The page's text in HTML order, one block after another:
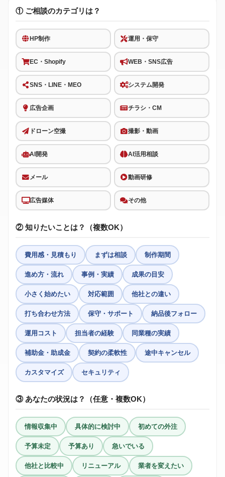
① ご相談のカテゴリは？
HP制作 運用・保守
EC・Shopify WEB・SNS広告
SNS・LINE・MEO システム開発
広告企画 チラシ・CM
ドローン空撮 撮影・動画
AI開発 AI活用相談
メール 動画研修
広告媒体 その他
② 知りたいことは？（複数OK）
費用感・見積もり まずは相談 制作期間
進め方・流れ 事例・実績 成果の目安
小さく始めたい 対応範囲 他社との違い
打ち合わせ方法 保守・サポート 納品後フォロー
運用コスト 担当者の経験 同業種の実績
補助金・助成金 契約の柔軟性 途中キャンセル
カスタマイズ セキュリティ
③ あなたの状況は？（任意・複数OK）
情報収集中 具体的に検討中 初めての外注
予算未定 予算あり 急いでいる
他社と比較中 リニューアル 業者を変えたい